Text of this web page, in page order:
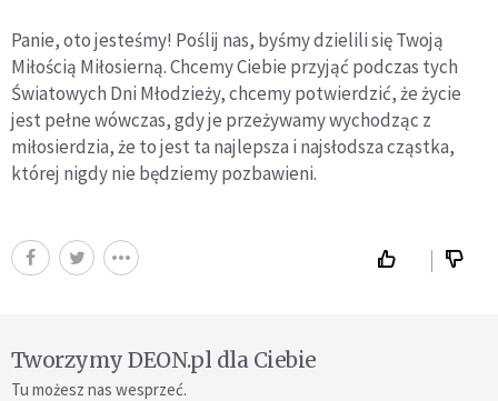
Panie, oto jesteśmy! Poślij nas, byśmy dzielili się Twoją
Miłością Miłosierną. Chcemy Ciebie przyjąć podczas tych
Światowych Dni Młodzieży, chcemy potwierdzić, że życie
jest pełne wówczas, gdy je przeżywamy wychodząc z
miłosierdzia, że to jest ta najlepsza i najsłodsza cząstka,
której nigdy nie będziemy pozbawieni.
Tworzymy DEON.pl dla Ciebie
Tu możesz nas wesprzeć.